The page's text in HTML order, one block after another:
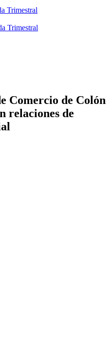
Trimestral
Trimestral
Comercio de Colón
relaciones de